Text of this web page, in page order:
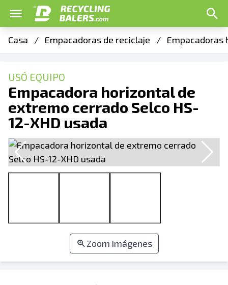
Casa / Empacadoras de reciclaje / Empacadoras
USÓ EQUIPO
Empacadora horizontal de
extremo cerrado Selco HS-
12-XHD usada
Zoom imágenes